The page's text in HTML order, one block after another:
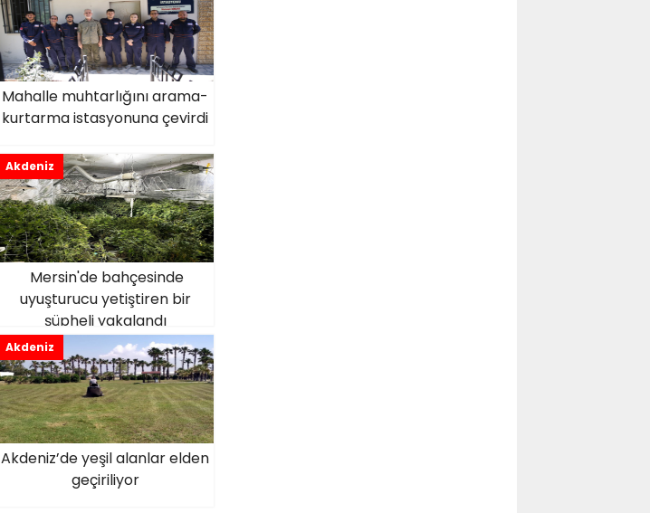
Mahalle muhtarlığını arama-
kurtarma istasyonuna çevirdi
Akdeniz
Mersin'de bahçesinde
uyuşturucu yetiştiren bir
şüpheli yakalandı
Akdeniz
Akdeniz’de yeşil alanlar elden
geçiriliyor